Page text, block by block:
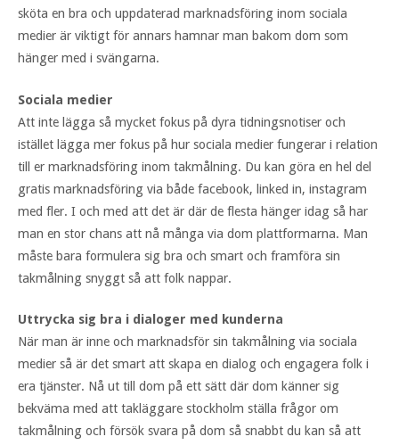
sköta en bra och uppdaterad marknadsföring inom sociala
medier är viktigt för annars hamnar man bakom dom som
hänger med i svängarna.
Sociala medier
Att inte lägga så mycket fokus på dyra tidningsnotiser och
istället lägga mer fokus på hur sociala medier fungerar i relation
till er marknadsföring inom takmålning. Du kan göra en hel del
gratis marknadsföring via både facebook, linked in, instagram
med fler. I och med att det är där de flesta hänger idag så har
man en stor chans att nå många via dom plattformarna. Man
måste bara formulera sig bra och smart och framföra sin
takmålning snyggt så att folk nappar.
Uttrycka sig bra i dialoger med kunderna
När man är inne och marknadsför sin takmålning via sociala
medier så är det smart att skapa en dialog och engagera folk i
era tjänster. Nå ut till dom på ett sätt där dom känner sig
bekväma med att takläggare stockholm ställa frågor om
takmålning och försök svara på dom så snabbt du kan så att